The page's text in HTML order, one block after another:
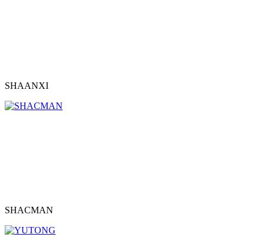
SHAANXI
SHACMAN